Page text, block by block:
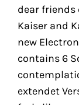
dear friends
Kaiser and
new
contains 6
extendet